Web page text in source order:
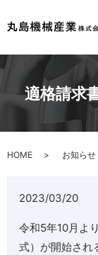
適格請求
HOME お知らせ
2023/03/20
令和5年10月よ
式）が開始され